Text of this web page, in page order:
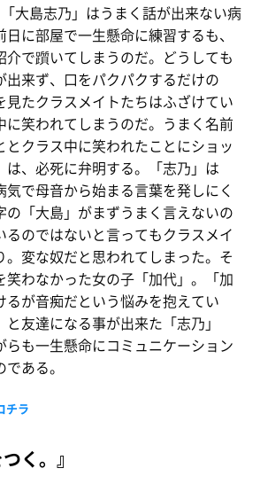
大島志乃」はうまく話が出来ない病
に部屋で一生懸命に練習するも、
で躓いてしまうのだ。どうしても
出来ず、口をパクパクするだけの
見たクラスメイトたちはふざけてい
に笑われてしまうのだ。うまく名前
とクラス中に笑われたことにショッ
は、必死に弁明する。「志乃」は
気で母音から始まる言葉を発しにく
の「大島」がまずうまく言えないの
るのではないと言ってもクラスメイ
。変な奴だと思われてしまった。そ
笑わなかった女の子「加代」。「加
るが音痴だという悩みを抱えてい
友達になる事が出来た「志乃」
らも一生懸命にコミュニケーション
ある。
チラ
く。』